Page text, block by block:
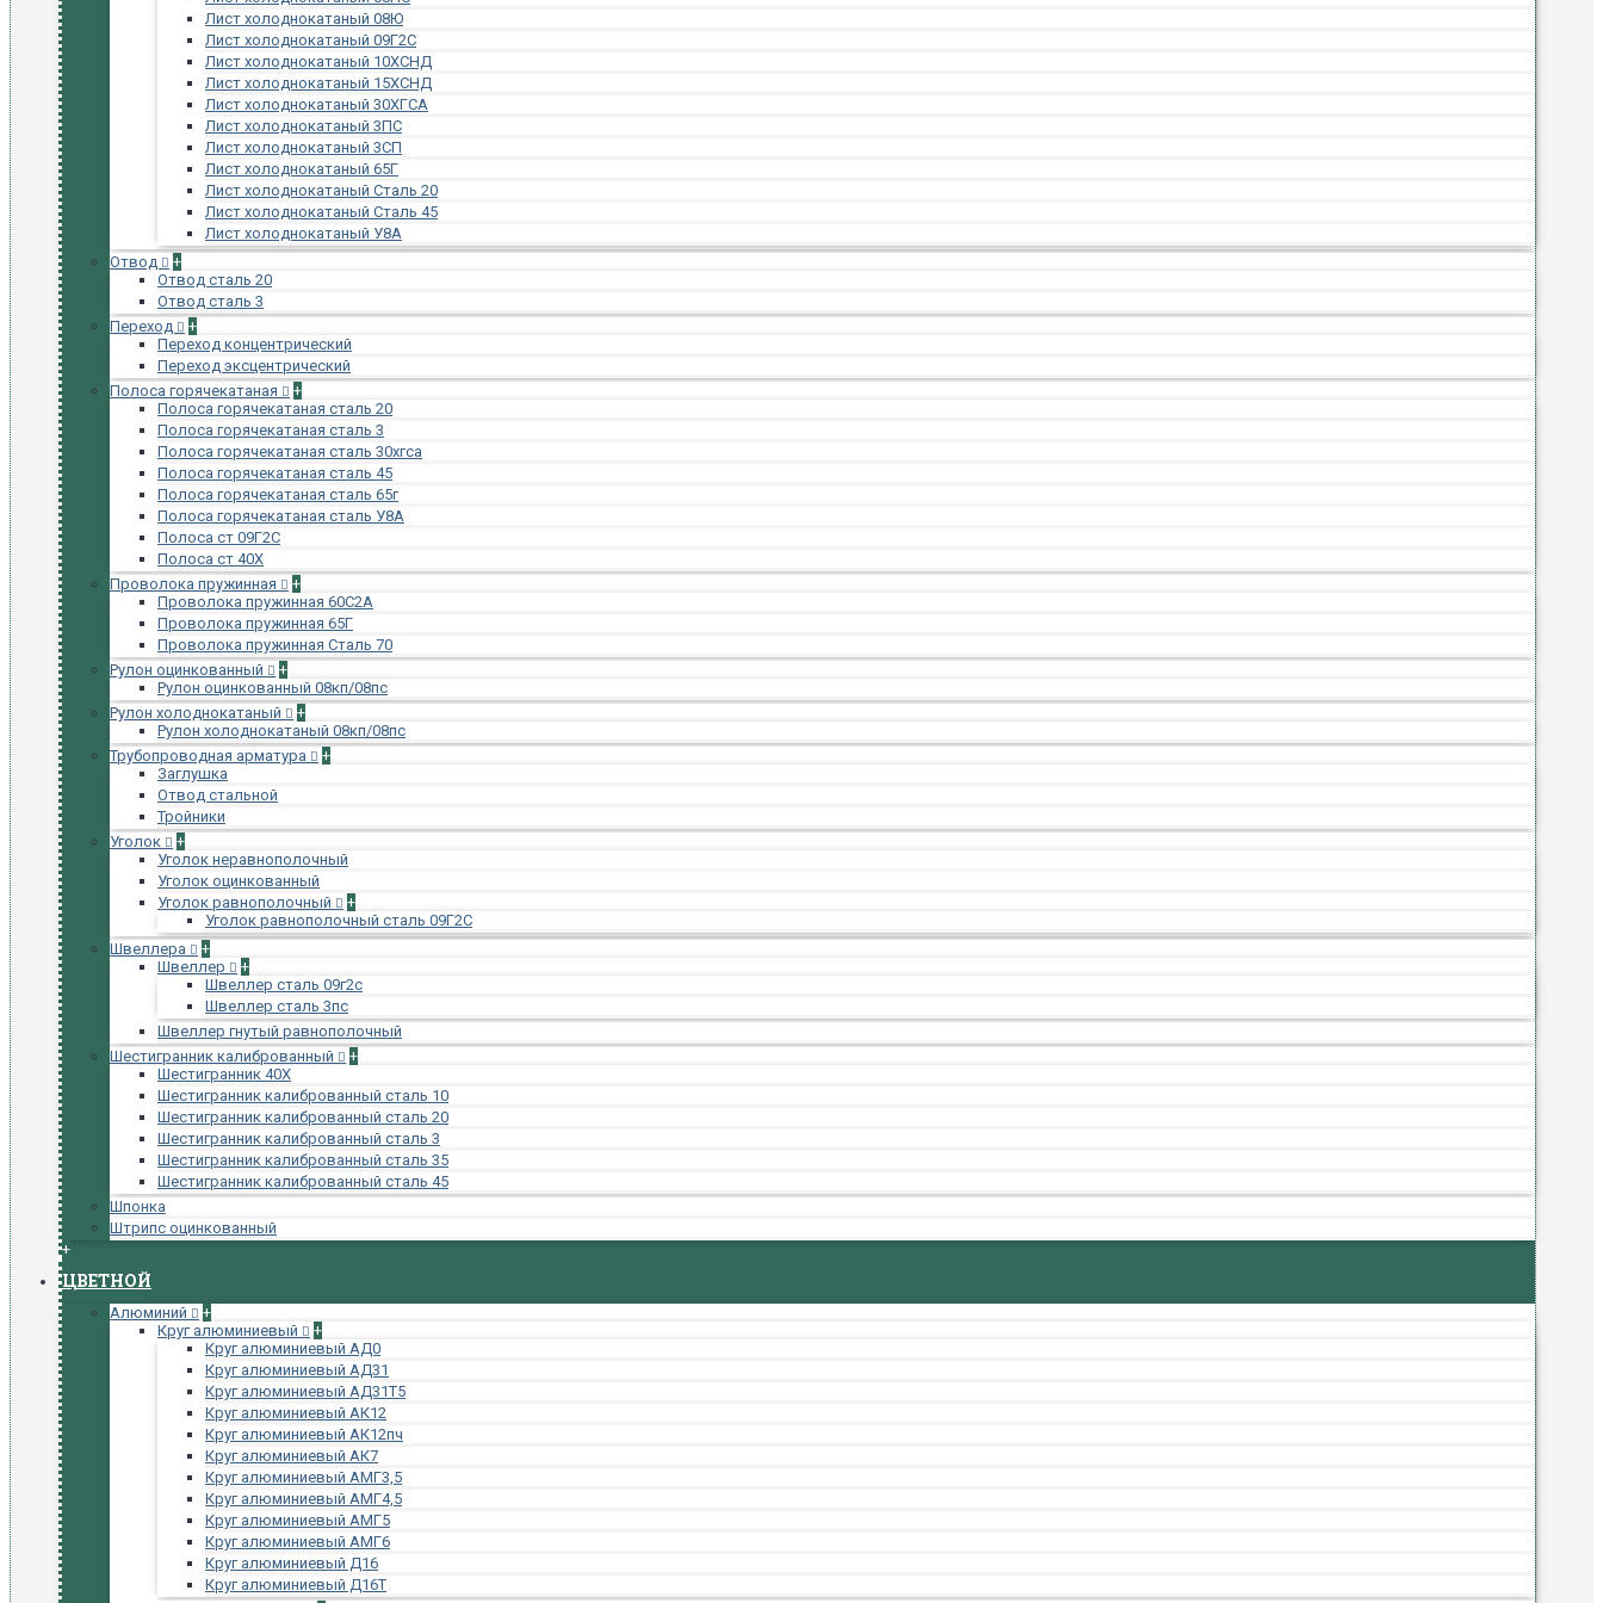
Лист холоднокатаный 08Ю
Лист холоднокатаный 09Г2С
Лист холоднокатаный 10ХСНД
Лист холоднокатаный 15ХСНД
Лист холоднокатаный 30ХГСА
Лист холоднокатаный 3ПС
Лист холоднокатаный 3СП
Лист холоднокатаный 65Г
Лист холоднокатаный Сталь 20
Лист холоднокатаный Сталь 45
Лист холоднокатаный У8А
Отвод
+
Отвод сталь 20
Отвод сталь 3
Переход
+
Переход концентрический
Переход эксцентрический
Полоса горячекатаная
+
Полоса горячекатаная сталь 20
Полоса горячекатаная сталь 3
Полоса горячекатаная сталь 30хгса
Полоса горячекатаная сталь 45
Полоса горячекатаная сталь 65г
Полоса горячекатаная сталь У8А
Полоса ст 09Г2С
Полоса ст 40Х
Проволока пружинная
+
Проволока пружинная 60С2А
Проволока пружинная 65Г
Проволока пружинная Сталь 70
Рулон оцинкованный
+
Рулон оцинкованный 08кп/08пс
Рулон холоднокатаный
+
Рулон холоднокатаный 08кп/08пс
Трубопроводная арматура
+
Заглушка
Отвод стальной
Тройники
Уголок
+
Уголок неравнополочный
Уголок оцинкованный
Уголок равнополочный
+
Уголок равнополочный сталь 09Г2С
Швеллера
+
Швеллер
+
Швеллер сталь 09г2с
Швеллер сталь 3пс
Швеллер гнутый равнополочный
Шестигранник калиброванный
+
Шестигранник 40Х
Шестигранник калиброванный сталь 10
Шестигранник калиброванный сталь 20
Шестигранник калиброванный сталь 3
Шестигранник калиброванный сталь 35
Шестигранник калиброванный сталь 45
Шпонка
Штрипс оцинкованный
+
ЦВЕТНОЙ
Алюминий
+
Круг алюминиевый
+
Круг алюминиевый АД0
Круг алюминиевый АД31
Круг алюминиевый АД31Т5
Круг алюминиевый АК12
Круг алюминиевый АК12пч
Круг алюминиевый АК7
Круг алюминиевый АМГ3,5
Круг алюминиевый АМГ4,5
Круг алюминиевый АМГ5
Круг алюминиевый АМГ6
Круг алюминиевый Д16
Круг алюминиевый Д16Т